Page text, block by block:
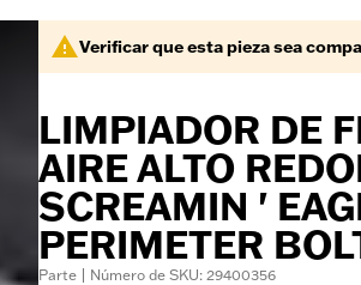
Verificar que esta pieza sea
LIMPIADOR DE
AIRE ALTO
SCREAMIN '
PERIMETER
Parte | Número de SKU: 29400356